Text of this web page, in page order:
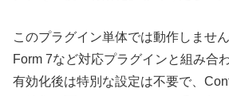
このプラグイン単体では動作しませ
Form 7など対応プラグインと組み合
有効化後は特別な設定は不要で、